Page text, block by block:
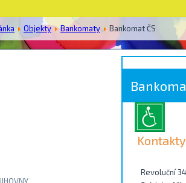
Objekty Bankomaty Bankomat ČS
Kontakty
Revoluční